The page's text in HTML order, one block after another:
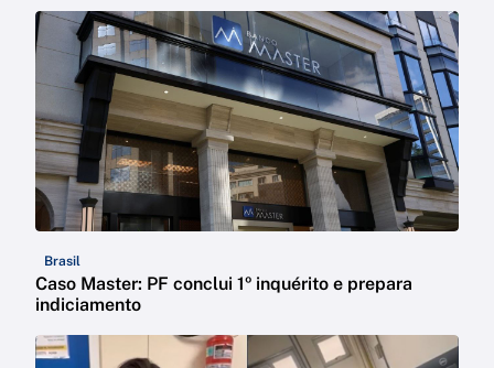
Brasil
Caso Master: PF conclui 1º inquérito e prepara
indiciamento